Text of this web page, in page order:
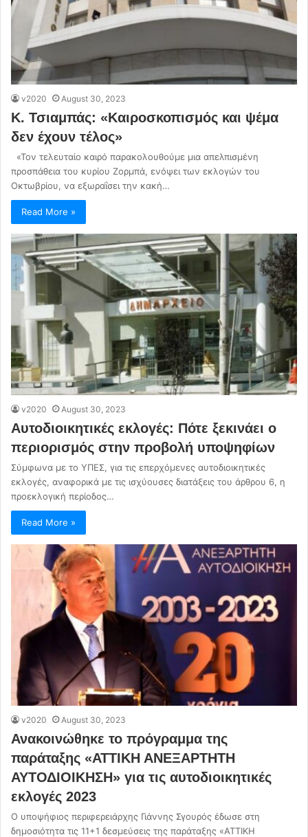
v2020 August 30, 2023
Κ. Τσιαμπάς: «Καιροσκοπισμός και ψέμα
δεν έχουν τέλος»
«Τον τελευταίο καιρό παρακολουθούμε μια απελπισμένη
προσπάθεια του κυρίου Ζορμπά, ενόψει των εκλογών του
Οκτωβρίου, να εξωραΐσει την κακή…
Read More »
v2020 August 30, 2023
Αυτοδιοικητικές εκλογές: Πότε ξεκινάει ο
περιορισμός στην προβολή υποψηφίων
Σύμφωνα με το ΥΠΕΣ, για τις επερχόμενες αυτοδιοικητικές
εκλογές, αναφορικά με τις ισχύουσες διατάξεις του άρθρου 6, η
προεκλογική περίοδος…
Read More »
v2020 August 30, 2023
Ανακοινώθηκε το πρόγραμμα της
παράταξης «ΑΤΤΙΚΗ ΑΝΕΞΑΡΤΗΤΗ
ΑΥΤΟΔΙΟΙΚΗΣΗ» για τις αυτοδιοικητικές
εκλογές 2023
Ο υποψήφιος περιφερειάρχης Γιάννης Σγουρός έδωσε στη
δημοσιότητα τις 11+1 δεσμεύσεις της παράταξης «ΑΤΤΙΚΗ